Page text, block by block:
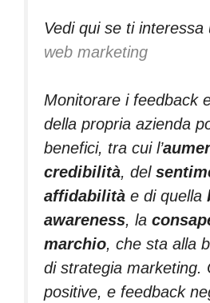
Vedi qui se ti interessa
web marketing
Monitorare i feedback
della propria azienda
benefici, tra cui l’
credibilità, del
affidabilità e di quella
awareness, la
marchio, che sta alla
di strategia marketing.
positive, e feedback